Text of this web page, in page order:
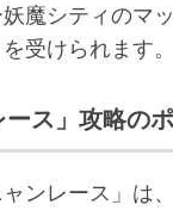
魔シティのマ
受けられます
ース」攻略の
ンレース」は